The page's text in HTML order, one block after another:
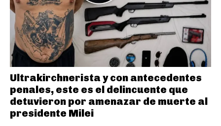
Ultrakirchnerista y con antecedentes
penales, este es el delincuente que
detuvieron por amenazar de muerte al
presidente Milei